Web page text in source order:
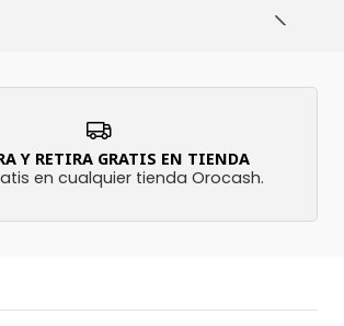
Y RETIRA GRATIS EN TIENDA
en cualquier tienda Orocash.